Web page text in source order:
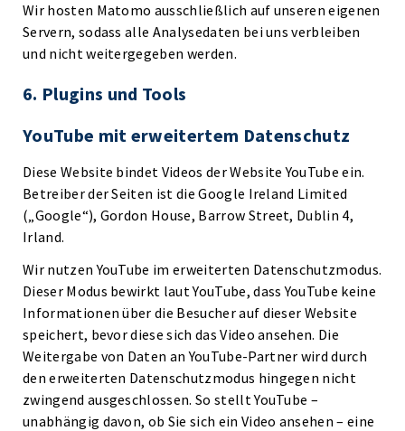
Wir hosten Matomo ausschließlich auf unseren eigenen
Servern, sodass alle Analysedaten bei uns verbleiben
und nicht weitergegeben werden.
6. Plugins und Tools
YouTube mit erweitertem Datenschutz
Diese Website bindet Videos der Website YouTube ein.
Betreiber der Seiten ist die Google Ireland Limited
(„Google“), Gordon House, Barrow Street, Dublin 4,
Irland.
Wir nutzen YouTube im erweiterten Datenschutzmodus.
Dieser Modus bewirkt laut YouTube, dass YouTube keine
Informationen über die Besucher auf dieser Website
speichert, bevor diese sich das Video ansehen. Die
Weitergabe von Daten an YouTube-Partner wird durch
den erweiterten Datenschutzmodus hingegen nicht
zwingend ausgeschlossen. So stellt YouTube –
unabhängig davon, ob Sie sich ein Video ansehen – eine